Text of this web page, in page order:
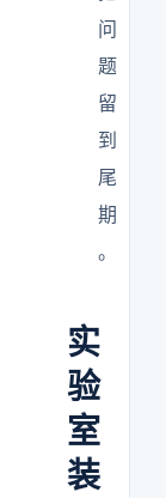
问
题
留
到
尾
期
。
实
验
室
装